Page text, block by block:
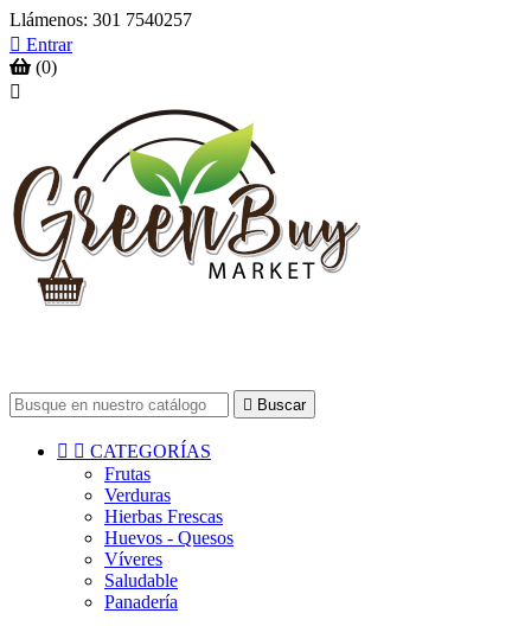
Llámenos: 301 7540257
 Entrar
(0)

 Buscar
  CATEGORÍAS
Frutas
Verduras
Hierbas Frescas
Huevos - Quesos
Víveres
Saludable
Panadería